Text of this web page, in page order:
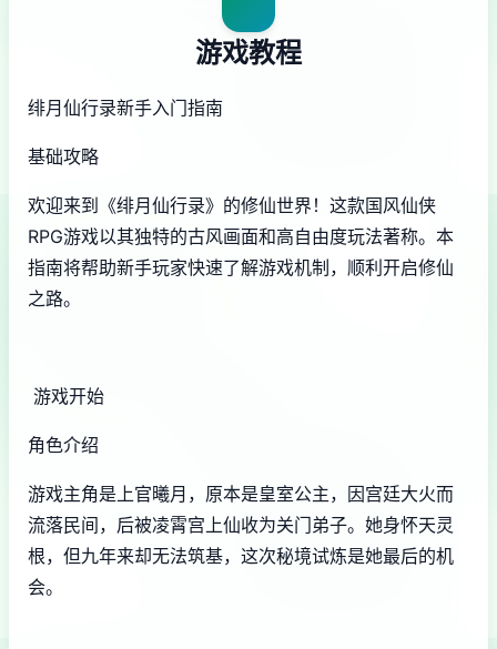
游戏教程
绯月仙行录新手入门指南
基础攻略
欢迎来到《绯月仙行录》的修仙世界！这款国风仙侠
RPG游戏以其独特的古风画面和高自由度玩法著称。本
指南将帮助新手玩家快速了解游戏机制，顺利开启修仙
之路。
游戏开始
角色介绍
游戏主角是上官曦月，原本是皇室公主，因宫廷大火而
流落民间，后被凌霄宫上仙收为关门弟子。她身怀天灵
根，但九年来却无法筑基，这次秘境试炼是她最后的机
会。